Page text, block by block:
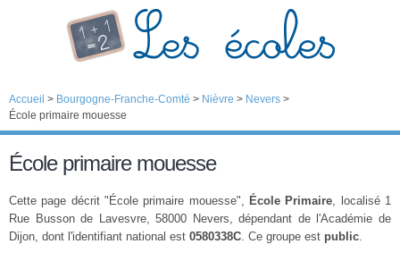
Accueil > Bourgogne-Franche-Comté > Nièvre > Nevers >
École primaire mouesse
École primaire mouesse
Cette page décrit "École primaire mouesse", École Primaire, localisé 1
Rue Busson de Lavesvre, 58000 Nevers, dépendant de l'Académie de
Dijon, dont l'identifiant national est 0580338C. Ce groupe est public.